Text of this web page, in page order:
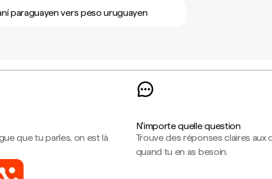
paraguayen vers peso uruguayen
que tu parles, on est là
N'importe quelle question
Trouve des réponses claires aux
quand tu en as besoin.